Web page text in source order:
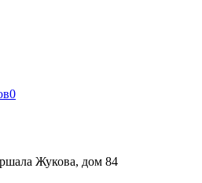
0
Жукова, дом 84